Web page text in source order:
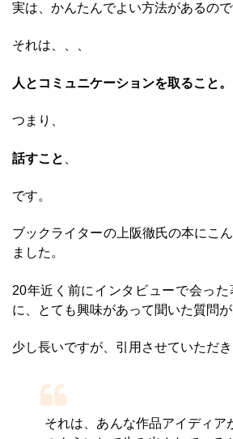
実は、かんたんでよい方法があるので
それは、、、
人とコミュニケーションを取ること。
つまり、
話すこと
です。
ブックライターの上阪徹氏の本にこ
ました。
20年近く前にインタビューで会った
に、とても興味があって聞いた質問が
少し長いですが、引用させていただき
それは、あんな作品アイディア